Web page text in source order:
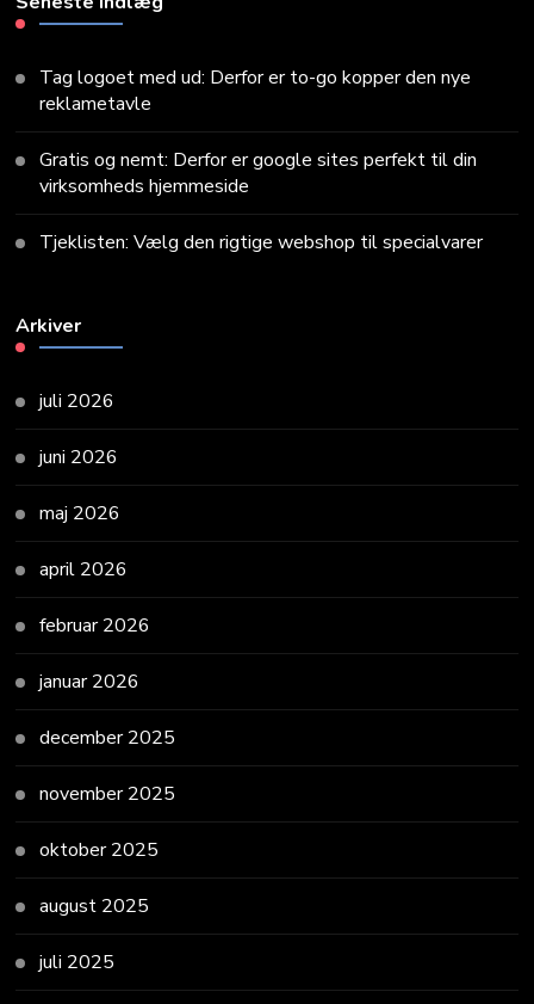
Tag logoet med ud: Derfor er to-go kopper den nye
reklametavle
Gratis og nemt: Derfor er google sites perfekt til din
virksomheds hjemmeside
Tjeklisten: Vælg den rigtige webshop til specialvarer
Arkiver
juli 2026
juni 2026
maj 2026
april 2026
februar 2026
januar 2026
december 2025
november 2025
oktober 2025
august 2025
juli 2025